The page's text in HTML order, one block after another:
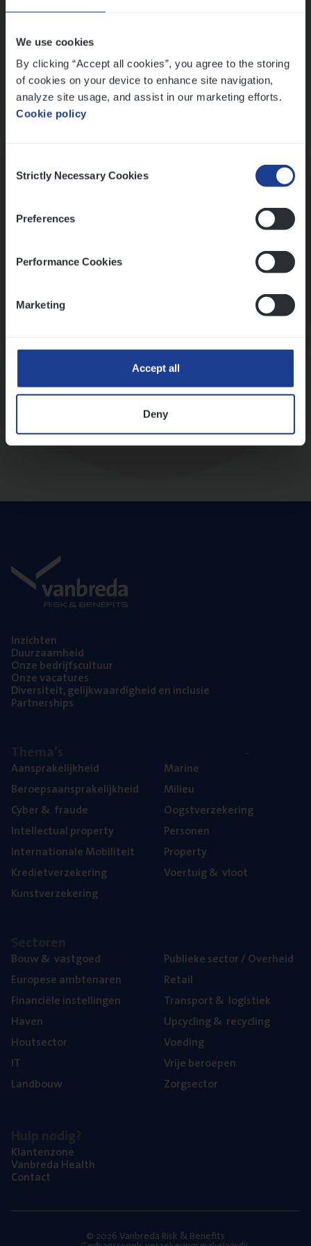
We use cookies
By clicking “Accept all cookies”, you agree to the storing
of cookies on your device to enhance site navigation,
analyze site usage, and assist in our marketing efforts.
Cookie policy
Selection
Strictly Necessary Cookies
Preferences
Performance Cookies
Marketing
Accept all
Deny
Inzich­ten
Duur­zaam­heid
Onze bedrijfs­cul­tuur
Onze vaca­tu­res
Diver­si­teit, gelijk­waar­dig­heid en inclusie
Part­ner­ships
Aan­spra­ke­lijk­heid
Beroeps­aan­spra­ke­lijk­heid
Cyber& fraude
Intel­lec­tu­al property
Inter­na­ti­o­na­le Mobiliteit
Kre­diet­ver­ze­ke­ring
Kunst­ver­ze­ke­ring
Mari­ne
Mili­eu
Oogst­ver­ze­ke­ring
Per­so­nen
Pro­per­ty
Voer­tuig& vloot
Bouw& vastgoed
Euro­pe­se ambtenaren
Finan­ci­ë­le instellingen
Haven
Hout­sec­tor
IT
Land­bouw
Publie­ke sec­tor / Overheid
Retail
Trans­port& logistiek
Upcy­cling& recycling
Voe­ding
Vrije beroe­pen
Zorg­sec­tor
Klan­ten­zo­ne
Van­b­re­da Health
Con­tact
© 2026 Vanbreda Risk & Benefits